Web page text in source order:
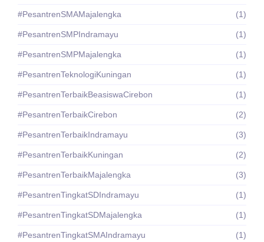
#PesantrenSMAMajalengka (1)
#PesantrenSMPIndramayu (1)
#PesantrenSMPMajalengka (1)
#PesantrenTeknologiKuningan (1)
#PesantrenTerbaikBeasiswaCirebon (1)
#PesantrenTerbaikCirebon (2)
#PesantrenTerbaikIndramayu (3)
#PesantrenTerbaikKuningan (2)
#PesantrenTerbaikMajalengka (3)
#PesantrenTingkatSDIndramayu (1)
#PesantrenTingkatSDMajalengka (1)
#PesantrenTingkatSMAIndramayu (1)